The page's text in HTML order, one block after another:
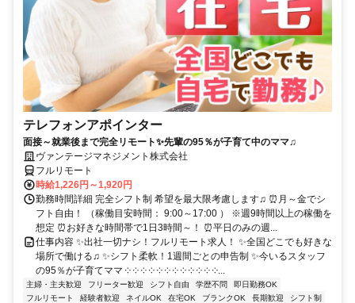
テレフォンアポインター
面接～就業後まで完全リモート✨先輩の95％が子育て中のママ♫
ヴァンテージマネジメント株式会社
フルリモート
時給1,226円～1,920円
勤務時間詳細 完全シフト制 希望を最大限考慮します♫ ⏰月～金でシ
フト自由！ （稼働目安時間： 9:00～17:00 ） ※週9時間以上の稼働を
想定 ⏰お好きな時間帯で1日3時間～！ ⏰平日のみの週...
仕事内容 ✨出社一切ナシ！フルリモート求人！ ✨全国どこでも好きな
場所で働ける♫ ✨シフト柔軟！1週間ごとの申告制 ✨今いるスタッフ
の95％が子育てママ ༶ ༶ ༶ ༶ ༶ ༶ ༶ ༶ ༶ ༶ ༶ ༶...
主婦・主夫歓迎 フリーター歓迎 シフト自由 学歴不問
即日勤務OK
フルリモート
経験者歓迎 ネイルOK 在宅OK ブランクOK 長期歓迎
シフト制